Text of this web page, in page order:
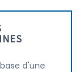
d'une